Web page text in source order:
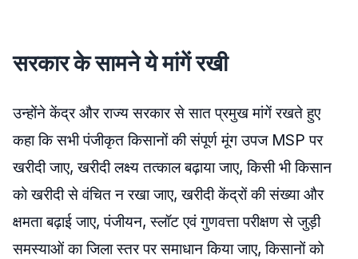
सरकार के सामने ये मांगें रखी
उन्होंने केंद्र और राज्य सरकार से सात प्रमुख मांगें रखते हुए
कहा कि सभी पंजीकृत किसानों की संपूर्ण मूंग उपज MSP पर
खरीदी जाए, खरीदी लक्ष्य तत्काल बढ़ाया जाए, किसी भी किसान
को खरीदी से वंचित न रखा जाए, खरीदी केंद्रों की संख्या और
क्षमता बढ़ाई जाए, पंजीयन, स्लॉट एवं गुणवत्ता परीक्षण से जुड़ी
समस्याओं का जिला स्तर पर समाधान किया जाए, किसानों को